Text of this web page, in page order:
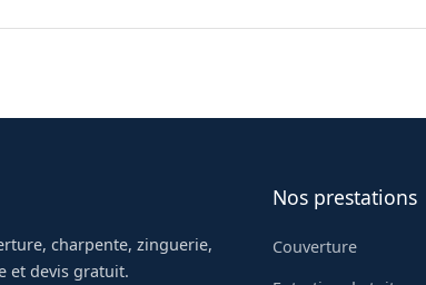
charpente, zinguerie,
et devis gratuit.
Nos prestations
Couverture